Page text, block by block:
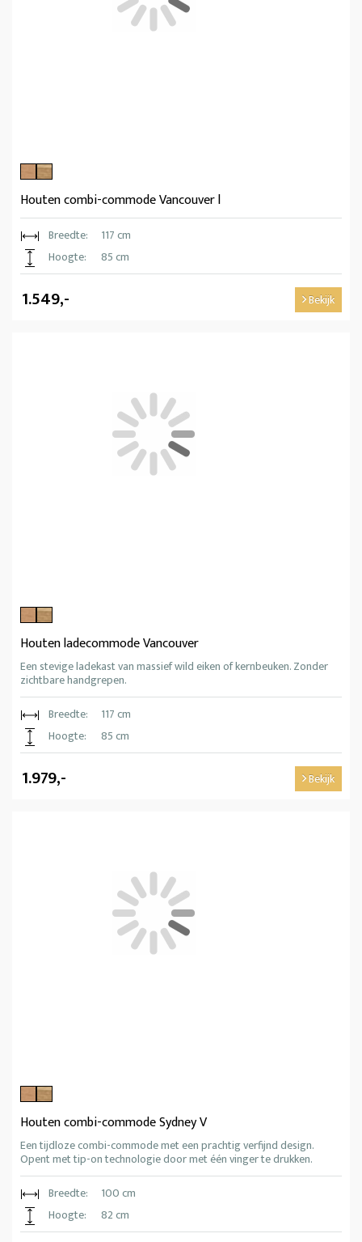
Houten combi-commode Vancouver l
Breedte:
117 cm
Hoogte:
85 cm
1.549,- Bekijk
Houten ladecommode Vancouver
Een stevige ladekast van massief wild eiken of kernbeuken. Zonder
zichtbare handgrepen.
Breedte:
117 cm
Hoogte:
85 cm
1.979,- Bekijk
Houten combi-commode Sydney V
Een tijdloze combi-commode met een prachtig verfijnd design.
Opent met tip-on technologie door met één vinger te drukken.
Breedte:
100 cm
Hoogte:
82 cm